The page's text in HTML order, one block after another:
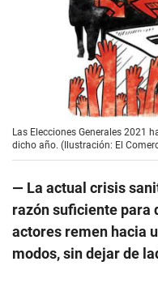
Las Elecciones Generales 2021
dicho año. (Ilustración: El
— La actual crisis
razón suficiente para
actores remen hacia
modos, sin dejar de